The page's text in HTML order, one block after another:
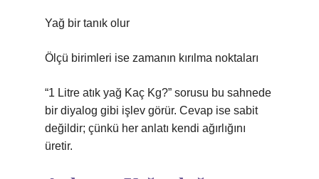
Yağ bir tanık olur
Ölçü birimleri ise zamanın kırılma noktaları
“1 Litre atık yağ Kaç Kg?” sorusu bu sahnede
bir diyalog gibi işlev görür. Cevap ise sabit
değildir; çünkü her anlatı kendi ağırlığını
üretir.